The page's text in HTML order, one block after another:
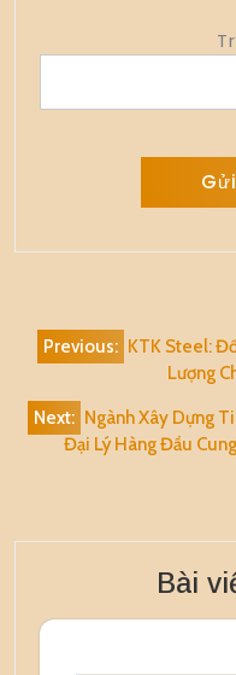
Điều
hướng
bài
viết
Previous:
KTK Steel:
Lượng
Next: Ngành Xây Dựng
Đại Lý Hàng Đầu
Bài